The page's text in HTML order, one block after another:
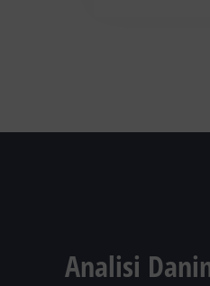
Analisi